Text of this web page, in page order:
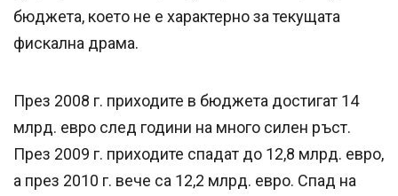
бюджета, което не е характерно за текущата
фискална драма.
През 2008 г. приходите в бюджета достигат 14
млрд. евро след години на много силен ръст.
През 2009 г. приходите спадат до 12,8 млрд. евро,
а през 2010 г. вече са 12,2 млрд. евро. Спад на